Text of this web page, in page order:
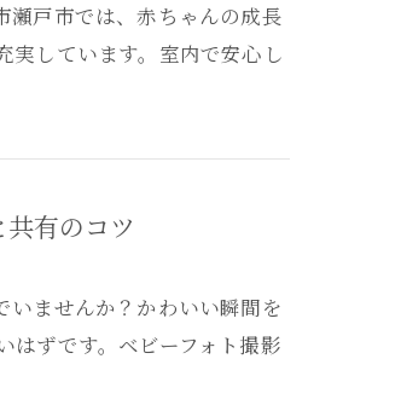
瀬戸市では、赤ちゃんの成長
実しています。室内で安心し
有のコツ
いませんか？かわいい瞬間を
はずです。ベビーフォト撮影